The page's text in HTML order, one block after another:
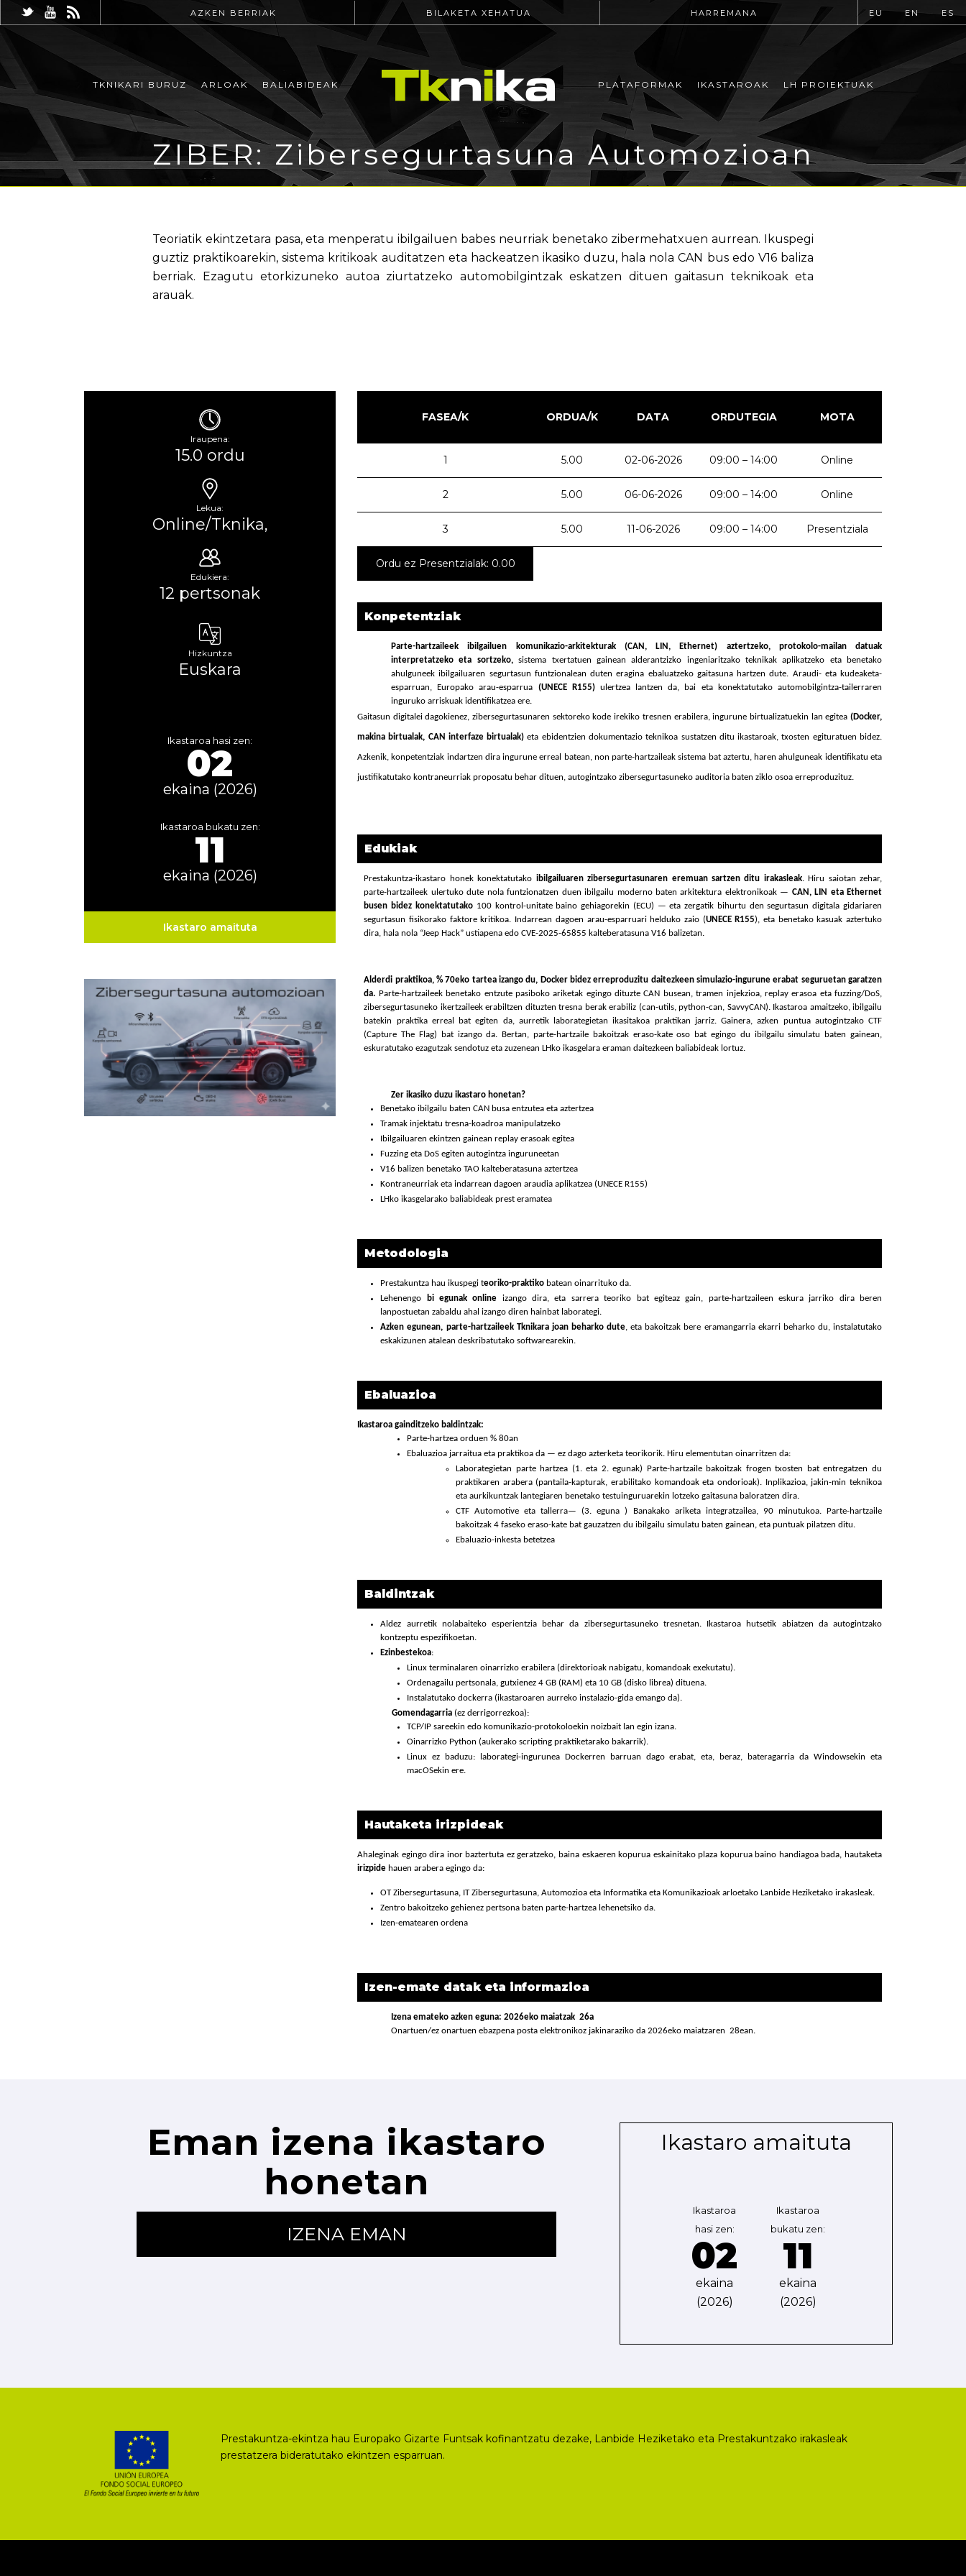
AZKEN BERRIAK BILAKETA XEHATUA HARREMANA EU EN ES
TKNIKARI BURUZ ARLOAK BALIABIDEAK PLATAFORMAK IKASTAROAK LH PROIEKTUAK
ZIBER: Zibersegurtasuna Automozioan
Teoriatik ekintzetara pasa, eta menperatu ibilgailuen babes neurriak benetako zibermehatxuen aurrean. Ikuspegi
guztiz praktikoarekin, sistema kritikoak auditatzen eta hackeatzen ikasiko duzu, hala nola CAN bus edo V16 baliza
berriak. Ezagutu etorkizuneko autoa ziurtatzeko automobilgintzak eskatzen dituen gaitasun teknikoak eta
arauak.
Iraupena:
15.0 ordu
Lekua:
Online/Tknika,
Edukiera:
12 pertsonak
Hizkuntza
Euskara
Ikastaroa hasi zen:
02
ekaina (2026)
Ikastaroa bukatu zen:
11
ekaina (2026)
Ikastaro amaituta
FASEA/K ORDUA/K DATA ORDUTEGIA MOTA
1 5.00 02-06-2026 09:00 – 14:00 Online
2 5.00 06-06-2026 09:00 – 14:00 Online
3 5.00 11-06-2026 09:00 – 14:00 Presentziala
Ordu ez Presentzialak: 0.00
Konpetentziak
Parte-hartzaileek ibilgailuen komunikazio-arkitekturak (CAN, LIN, Ethernet) aztertzeko, protokolo-mailan datuak
interpretatzeko eta sortzeko,sistema txertatuen gainean alderantzizko ingeniaritzako teknikak aplikatzeko eta benetako
ahulguneek ibilgailuaren segurtasun funtzionalean duten eragina ebaluatzeko gaitasuna hartzen dute. Araudi- eta kudeaketa-
esparruan, Europako arau-esparrua (UNECE R155) ulertzea lantzen da, bai eta konektatutako automobilgintza-tailerraren
inguruko arriskuak identifikatzea ere.
Gaitasun digitalei dagokienez, zibersegurtasunaren sektoreko kode irekiko tresnen erabilera, ingurune birtualizatuekin lan egitea (Docker,
makina birtualak, CAN interfaze birtualak) eta ebidentzien dokumentazio teknikoa sustatzen ditu ikastaroak, txosten egituratuen bidez.
Azkenik, konpetentziak indartzen dira ingurune erreal batean, non parte-hartzaileak sistema bat aztertu, haren ahulguneak identifikatu eta
justifikatutako kontraneurriak proposatu behar dituen, autogintzako zibersegurtasuneko auditoria baten ziklo osoa erreproduzituz.
Edukiak
Prestakuntza-ikastaro honek konektatutako ibilgailuaren zibersegurtasunaren eremuan sartzen ditu irakasleak. Hiru saiotan zehar,
parte-hartzaileek ulertuko dute nola funtzionatzen duen ibilgailu moderno baten arkitektura elektronikoak — CAN, LIN eta Ethernet
busen bidez konektatutako100 kontrol-unitate baino gehiagorekin (ECU) — eta zergatik bihurtu den segurtasun digitala gidariaren
segurtasun fisikorako faktore kritikoa. Indarrean dagoen arau-esparruari helduko zaio (UNECE R155), eta benetako kasuak aztertuko
dira, hala nola “Jeep Hack” ustiapena edo CVE-2025-65855 kalteberatasuna V16 balizetan.
Alderdi praktikoa, % 70eko tartea izango du, Docker bidez erreproduzitu daitezkeen simulazio-ingurune erabat seguruetan garatzen
da. Parte-hartzaileek benetako entzute pasiboko ariketak egingo dituzte CAN busean, tramen injekzioa, replay erasoa eta fuzzing/DoS,
zibersegurtasuneko ikertzaileek erabiltzen dituzten tresna berak erabiliz (can-utils, python-can, SavvyCAN). Ikastaroa amaitzeko, ibilgailu
batekin praktika erreal bat egiten da, aurretik laborategietan ikasitakoa praktikan jarriz. Gainera, azken puntua autogintzako CTF
(Capture The Flag) bat izango da. Bertan, parte-hartzaile bakoitzak eraso-kate oso bat egingo du ibilgailu simulatu baten gainean,
eskuratutako ezagutzak sendotuz eta zuzenean LHko ikasgelara eraman daitezkeen baliabideak lortuz.
Zer ikasiko duzu ikastaro honetan?
Benetako ibilgailu baten CAN busa entzutea eta aztertzea
Tramak injektatu tresna-koadroa manipulatzeko
Ibilgailuaren ekintzen gainean replay erasoak egitea
Fuzzing eta DoS egiten autogintza inguruneetan
V16 balizen benetako TAO kalteberatasuna aztertzea
Kontraneurriak eta indarrean dagoen araudia aplikatzea (UNECE R155)
LHko ikasgelarako baliabideak prest eramatea
Metodologia
Prestakuntza hau ikuspegi teoriko-praktiko batean oinarrituko da.
Lehenengo bi egunak online izango dira, eta sarrera teoriko bat egiteaz gain, parte-hartzaileen eskura jarriko dira beren
lanpostuetan zabaldu ahal izango diren hainbat laborategi.
Azken egunean, parte-hartzaileek Tknikara joan beharko dute, eta bakoitzak bere eramangarria ekarri beharko du, instalatutako
eskakizunen atalean deskribatutako softwarearekin.
Ebaluazioa
Ikastaroa gainditzeko baldintzak:
Parte-hartzea orduen % 80an
Ebaluazioa jarraitua eta praktikoa da — ez dago azterketa teorikorik. Hiru elementutan oinarritzen da:
Laborategietan parte hartzea (1. eta 2. egunak) Parte-hartzaile bakoitzak frogen txosten bat entregatzen du
praktikaren arabera (pantaila-kapturak, erabilitako komandoak eta ondorioak). Inplikazioa, jakin-min teknikoa
eta aurkikuntzak lantegiaren benetako testuinguruarekin lotzeko gaitasuna baloratzen dira.
CTF Automotive eta tallerra— (3. eguna ) Banakako ariketa integratzailea, 90 minutukoa. Parte-hartzaile
bakoitzak 4 faseko eraso-kate bat gauzatzen du ibilgailu simulatu baten gainean, eta puntuak pilatzen ditu.
Ebaluazio-inkesta betetzea
Baldintzak
Aldez aurretik nolabaiteko esperientzia behar da zibersegurtasuneko tresnetan. Ikastaroa hutsetik abiatzen da autogintzako
kontzeptu espezifikoetan.
Ezinbestekoa:
Linux terminalaren oinarrizko erabilera (direktorioak nabigatu, komandoak exekutatu).
Ordenagailu pertsonala, gutxienez 4 GB (RAM) eta 10 GB (disko librea) dituena.
Instalatutako dockerra (ikastaroaren aurreko instalazio-gida emango da).
Gomendagarria (ez derrigorrezkoa):
TCP/IP sareekin edo komunikazio-protokoloekin noizbait lan egin izana.
Oinarrizko Python (aukerako scripting praktiketarako bakarrik).
Linux ez baduzu: laborategi-ingurunea Dockerren barruan dago erabat, eta, beraz, bateragarria da Windowsekin eta
macOSekin ere.
Hautaketa irizpideak
Ahaleginak egingo dira inor baztertuta ez geratzeko, baina eskaeren kopurua eskainitako plaza kopurua baino handiagoa bada, hautaketa
irizpide hauen arabera egingo da:
OT Zibersegurtasuna, IT Zibersegurtasuna, Automozioa eta Informatika eta Komunikazioak arloetako Lanbide Heziketako irakasleak.
Zentro bakoitzeko gehienez pertsona baten parte-hartzea lehenetsiko da.
Izen-ematearen ordena
Izen-emate datak eta informazioa
Izena emateko azken eguna: 2026eko maiatzak 26a
Onartuen/ez onartuen ebazpena posta elektronikoz jakinaraziko da 2026eko maiatzaren 28ean.
Eman izena ikastaro
honetan
IZENA EMAN
Ikastaro amaituta
Ikastaroa
hasi zen:
02
ekaina
(2026)
Ikastaroa
bukatu zen:
11
ekaina
(2026)
Prestakuntza-ekintza hau Europako Gizarte Funtsak kofinantzatu dezake, Lanbide Heziketako eta Prestakuntzako irakasleak
prestatzera bideratutako ekintzen esparruan.